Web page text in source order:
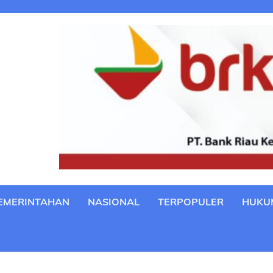
NASIONAL TERPOPULER